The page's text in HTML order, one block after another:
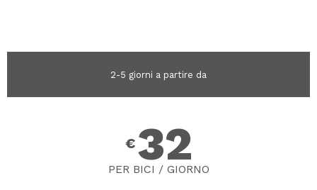
2-5 giorni a partire da
€32
PER BICI / GIORNO